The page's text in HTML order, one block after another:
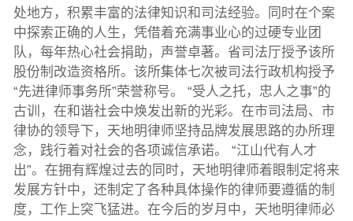
处地方，积累丰富的法律知识和司法经验。同时在个案
中探索正确的人生，凭借着充满事业心的过硬专业团
队，每年热心社会捐助，声誉卓著。省司法厅授予该所
股份制改造资格所。该所集体七次被司法行政机构授予
“先进律师事务所”荣誉称号。 “受人之托，忠人之事”的
古训，在和谐社会中焕发出新的光彩。在市司法局、市
律协的领导下，天地明律师坚持品牌发展思路的办所理
念，践行着对社会的各项诚信承诺。 “江山代有人才
出”。在拥有辉煌过去的同时，天地明律师着眼制定将来
发展方针中，还制定了各种具体操作的律师要遵循的制
度，工作上突飞猛进。在今后的岁月中，天地明律师必